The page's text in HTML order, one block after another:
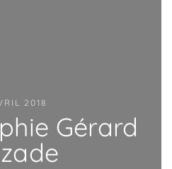
2018
Gérard